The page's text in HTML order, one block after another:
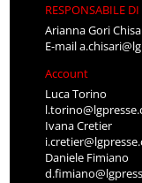
RESPONSABILE
Arianna Gori
E-mail
Account
Luca Torino
Ivana Cretier
Daniele Fimiano